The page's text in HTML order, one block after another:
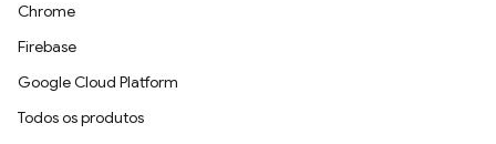
Chrome
Firebase
Google Cloud Platform
Todos os produtos